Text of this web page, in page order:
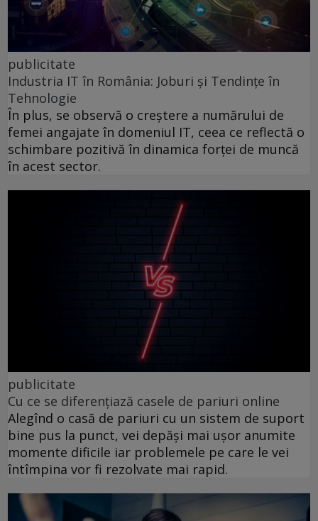
publicitate
Industria IT în România: Joburi și Tendințe în
Tehnologie
În plus, se observă o creștere a numărului de
femei angajate în domeniul IT, ceea ce reflectă o
schimbare pozitivă în dinamica forței de muncă
în acest sector.
publicitate
Cu ce se diferențiază casele de pariuri online
Alegînd o casă de pariuri cu un sistem de suport
bine pus la punct, vei depăși mai ușor anumite
momente dificile iar problemele pe care le vei
întîmpina vor fi rezolvate mai rapid.